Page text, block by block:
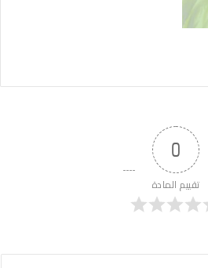
0
تقييم المادة